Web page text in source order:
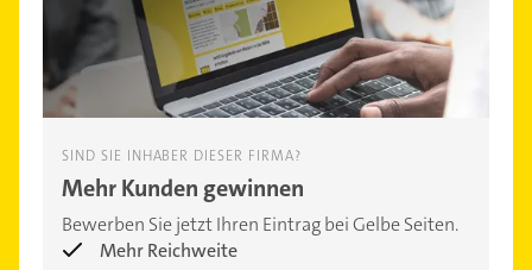
SIND SIE INHABER DIESER FIRMA?
Mehr Kunden gewinnen
Bewerben Sie jetzt Ihren Eintrag bei Gelbe Seiten.
Mehr Reichweite